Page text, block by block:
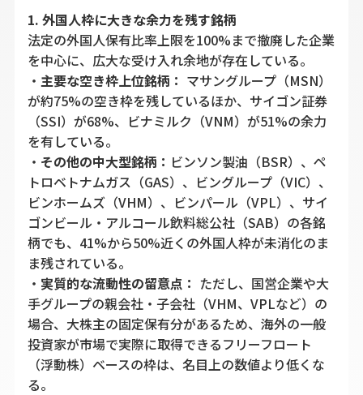
1. 外国人枠に大きな余力を残す銘柄
法定の外国人保有比率上限を100%まで撤廃した企業
を中心に、広大な受け入れ余地が存在している。
・ 主要な空き枠上位銘柄： マサングループ（MSN）
が約75%の空き枠を残しているほか、サイゴン証券
（SSI）が68%、ビナミルク（VNM）が51%の余力
を有している。
・ その他の中大型銘柄： ビンソン製油（BSR）、ペ
トロベトナムガス（GAS）、ビングループ（VIC）、
ビンホームズ（VHM）、ビンパール（VPL）、サイ
ゴンビール・アルコール飲料総公社（SAB）の各銘
柄でも、41%から50%近くの外国人枠が未消化のま
ま残されている。
・ 実質的な流動性の留意点： ただし、国営企業や大
手グループの親会社・子会社（VHM、VPLなど）の
場合、大株主の固定保有分があるため、海外の一般
投資家が市場で実際に取得できるフリーフロート
（浮動株）ベースの枠は、名目上の数値より低くな
る。